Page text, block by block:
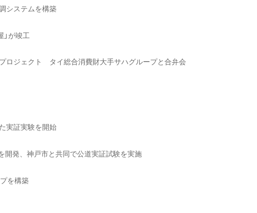
システムを構築
が竣工
ロジェクト タイ総合消費財大手サハグループと合弁会
実証実験を開始
開発、神戸市と共同で公道実証試験を実施
を構築